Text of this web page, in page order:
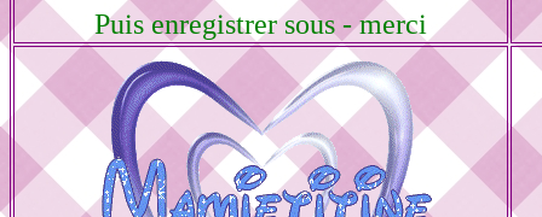
Puis enregistrer sous - merci